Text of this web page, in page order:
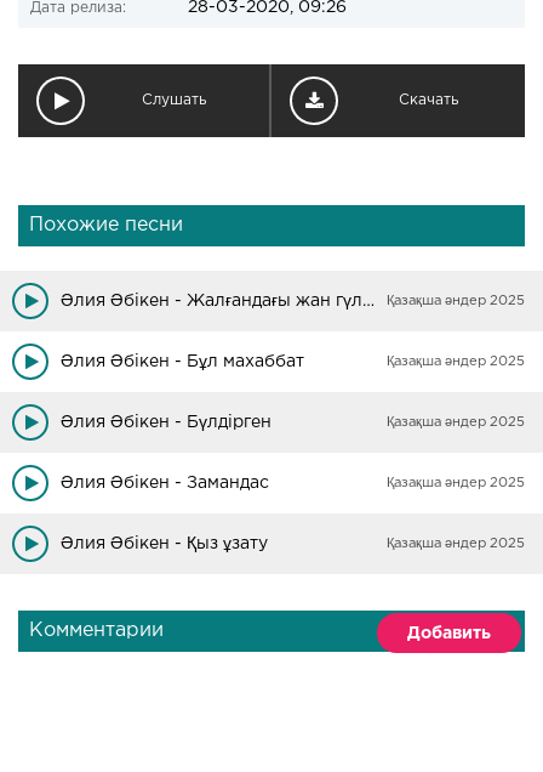
Дата релиза: 28-03-2020, 09:26
Слушать Скачать
Похожие песни
Әлия Әбікен - Жалғандағы жан гүлім Қазақша әндер 2025
Әлия Әбікен - Бұл махаббат Қазақша әндер 2025
Әлия Әбікен - Бүлдірген Қазақша әндер 2025
Әлия Әбікен - Замандас Қазақша әндер 2025
Әлия Әбікен - Қыз ұзату Қазақша әндер 2025
Комментарии Добавить